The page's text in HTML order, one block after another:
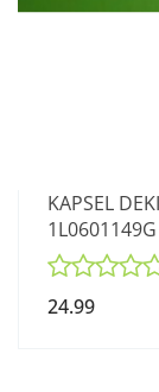
KAPSEL
1L0601149G
24.99